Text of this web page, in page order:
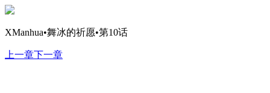
XManhua•舞冰的祈愿•第10话
上一章下一章